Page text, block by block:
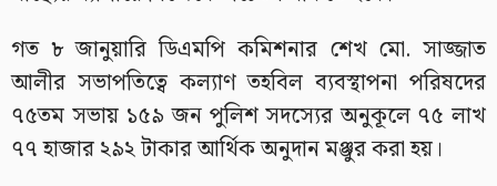
গত ৮ জানুয়ারি ডিএমপি কমিশনার শেখ মো. সাজ্জাত
আলীর সভাপতিত্বে কল্যাণ তহবিল ব্যবস্থাপনা পরিষদের
৭৫তম সভায় ১৫৯ জন পুলিশ সদস্যের অনুকূলে ৭৫ লাখ
৭৭ হাজার ২৯২ টাকার আর্থিক অনুদান মঞ্জুর করা হয়।